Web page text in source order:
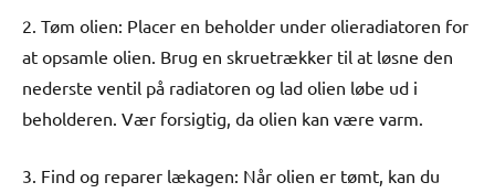
2. Tøm olien: Placer en beholder under olieradiatoren for
at opsamle olien. Brug en skruetrækker til at løsne den
nederste ventil på radiatoren og lad olien løbe ud i
beholderen. Vær forsigtig, da olien kan være varm.
3. Find og reparer lækagen: Når olien er tømt, kan du